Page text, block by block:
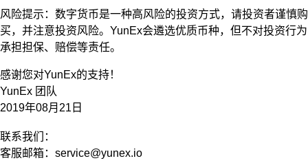
风险提示：数字货币是一种高风险的投资方式，请投资者谨慎购
买，并注意投资风险。YunEx会遴选优质币种，但不对投资行为
承担担保、赔偿等责任。
感谢您对YunEx的支持！
YunEx 团队
2019年08月21日
联系我们：
客服邮箱： service@yunex.io